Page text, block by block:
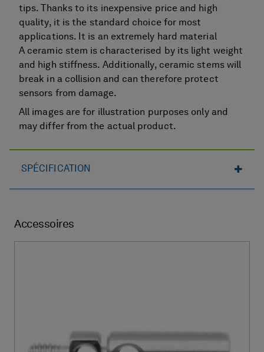
tips. Thanks to its inexpensive price and high
quality, it is the standard choice for most
applications. It is an extremely hard material
A ceramic stem is characterised by its light weight
and high stiffness. Additionally, ceramic stems will
break in a collision and can therefore protect
sensors from damage.
All images are for illustration purposes only and
may differ from the actual product.
SPÉCIFICATION
Accessoires